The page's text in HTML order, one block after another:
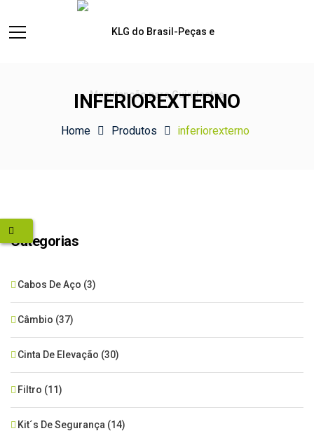
INFERIOREXTERNO
Home Produtos inferiorexterno
Categorias
Cabos De Aço (3)
Câmbio (37)
Cinta De Elevação (30)
Filtro (11)
Kit´s De Segurança (14)